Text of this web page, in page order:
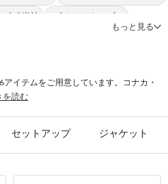
ビズ 半袖 #ビジカジ トップス
フォーマル
もっと見る
イテムをご用意しています。コナカ・
を読む
セットアップ ジャケット